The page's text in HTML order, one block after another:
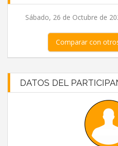
Sábado, 26 de Octubre de
Comparar con
DATOS DEL